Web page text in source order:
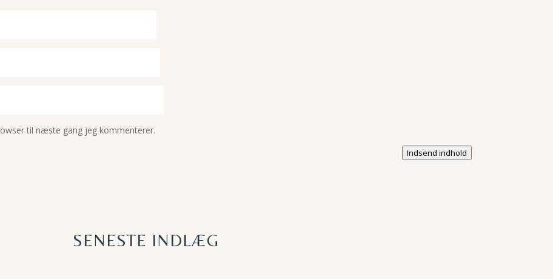
til næste gang jeg kommenterer.
Indsend indhold
SENESTE INDLÆG